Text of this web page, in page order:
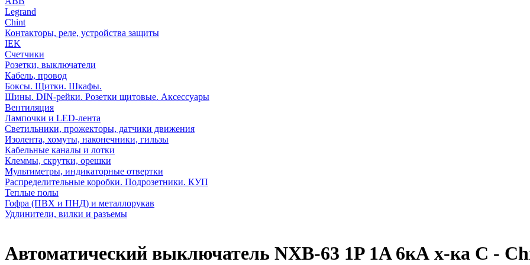
Legrand
Chint
Контакторы, реле, устройства защиты
IEK
Счетчики
Розетки, выключатели
Кабель, провод
Боксы. Щитки. Шкафы.
Шины. DIN-рейки. Розетки щитовые. Аксессуары
Вентиляция
Лампочки и LED-лента
Светильники, прожекторы, датчики движения
Изолента, хомуты, наконечники, гильзы
Кабельные каналы и лотки
Клеммы, скрутки, орешки
Мультиметры, индикаторные отвертки
Распределительные коробки. Подрозетники. КУП
Теплые полы
Гофра (ПВХ и ПНД) и металлорукав
Удлинители, вилки и разъемы
Автоматический выключатель NXB-63 1P 1A 6кА х-ка C -